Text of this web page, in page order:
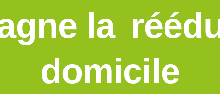
la
domicile